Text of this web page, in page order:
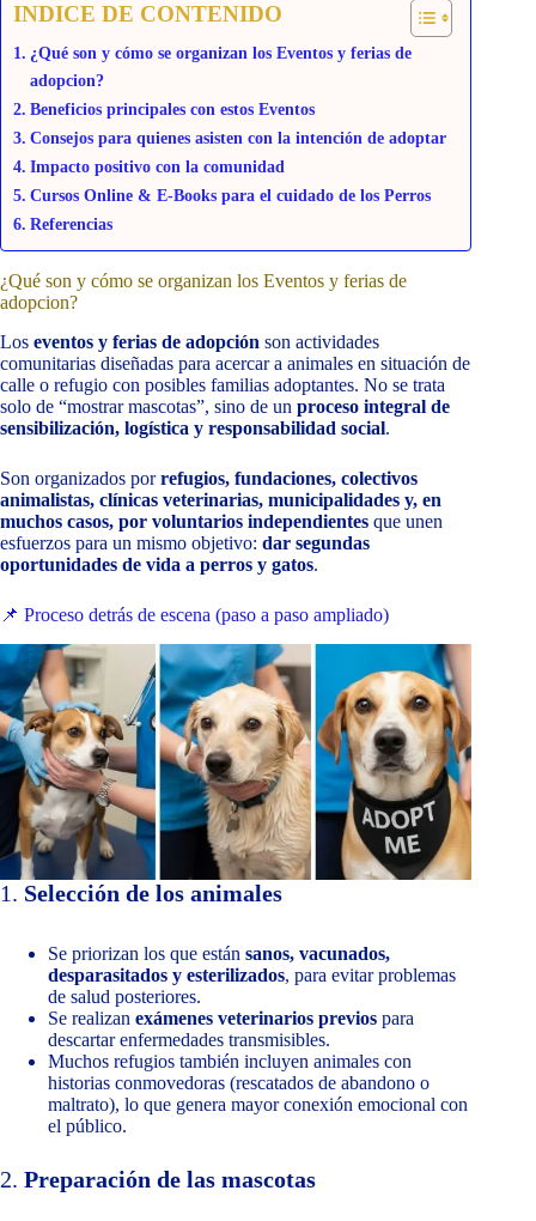
INDICE DE CONTENIDO
¿Qué son y cómo se organizan los Eventos y ferias de
adopcion?
Beneficios principales con estos Eventos
Consejos para quienes asisten con la intención de adoptar
Impacto positivo con la comunidad
Cursos Online & E-Books para el cuidado de los Perros
Referencias
¿Qué son y cómo se organizan los Eventos y ferias de
adopcion?
Los eventos y ferias de adopción son actividades
comunitarias diseñadas para acercar a animales en situación de
calle o refugio con posibles familias adoptantes. No se trata
solo de “mostrar mascotas”, sino de un proceso integral de
sensibilización, logística y responsabilidad social.
Son organizados porrefugios, fundaciones, colectivos
animalistas, clínicas veterinarias, municipalidades y, en
muchos casos, por voluntarios independientes que unen
esfuerzos para un mismo objetivo: dar segundas
oportunidades de vida a perros y gatos.
📌 Proceso detrás de escena (paso a paso ampliado)
1. Selección de los animales
Se priorizan los que están sanos, vacunados,
desparasitados y esterilizados, para evitar problemas
de salud posteriores.
Se realizan exámenes veterinarios previos para
descartar enfermedades transmisibles.
Muchos refugios también incluyen animales con
historias conmovedoras (rescatados de abandono o
maltrato), lo que genera mayor conexión emocional con
el público.
2. Preparación de las mascotas